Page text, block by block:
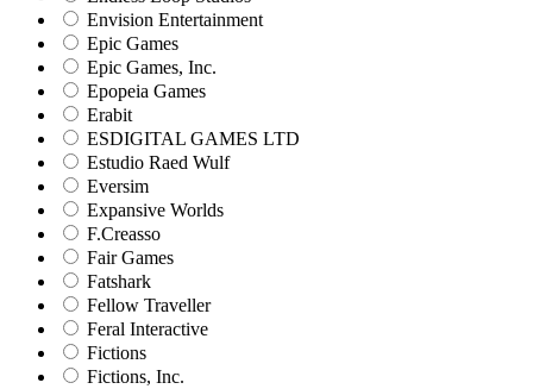
Envision Entertainment
Epic Games
Epic Games, Inc.
Epopeia Games
Erabit
ESDIGITAL GAMES LTD
Estudio Raed Wulf
Eversim
Expansive Worlds
F.Creasso
Fair Games
Fatshark
Fellow Traveller
Feral Interactive
Fictions
Fictions, Inc.